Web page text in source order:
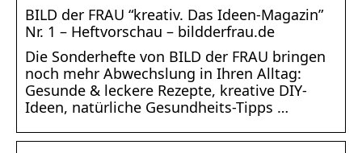
BILD der FRAU “kreativ. Das Ideen-Magazin”
Nr. 1 – Heftvorschau – bildderfrau.de
Die Sonderhefte von BILD der FRAU bringen
noch mehr Abwechslung in Ihren Alltag:
Gesunde & leckere Rezepte, kreative DIY-
Ideen, natürliche Gesundheits-Tipps …